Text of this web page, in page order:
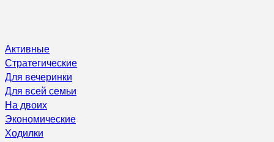
Активные
Стратегические
Для вечеринки
Для всей семьи
На двоих
Экономические
Ходилки